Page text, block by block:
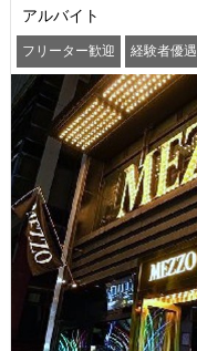
アルバイト
フリーター歓迎 経験者優遇